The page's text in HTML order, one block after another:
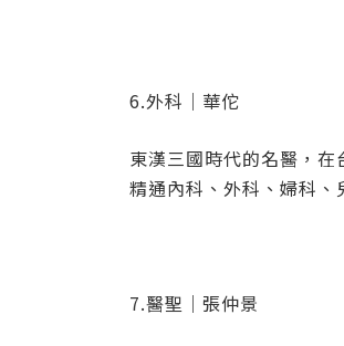
6.外科｜華佗
東漢三國時代的名醫，
精通內科、外科、婦科、
7.醫聖｜張仲景